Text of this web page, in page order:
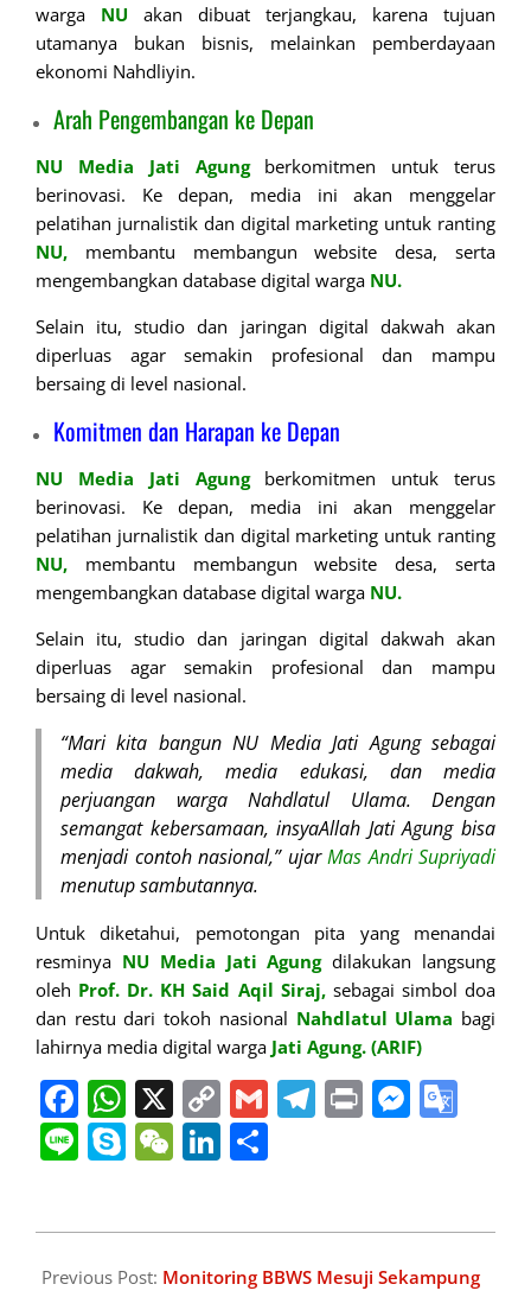
warga NU akan dibuat terjangkau, karena tujuan
utamanya bukan bisnis, melainkan pemberdayaan
ekonomi Nahdliyin.
Arah Pengembangan ke Depan
NU Media Jati Agungberkomitmen untuk terus
berinovasi. Ke depan, media ini akan menggelar
pelatihan jurnalistik dan digital marketing untuk ranting
NU, membantu membangun website desa, serta
mengembangkan database digital warga NU.
Selain itu, studio dan jaringan digital dakwah akan
diperluas agar semakin profesional dan mampu
bersaing di level nasional.
Komitmen dan Harapan ke Depan
NU Media Jati Agungberkomitmen untuk terus
berinovasi. Ke depan, media ini akan menggelar
pelatihan jurnalistik dan digital marketing untuk ranting
NU, membantu membangun website desa, serta
mengembangkan database digital warga NU.
Selain itu, studio dan jaringan digital dakwah akan
diperluas agar semakin profesional dan mampu
bersaing di level nasional.
“Mari kita bangun NU Media Jati Agung sebagai
media dakwah, media edukasi, dan media
perjuangan warga Nahdlatul Ulama. Dengan
semangat kebersamaan, insyaAllah Jati Agung bisa
menjadi contoh nasional,” ujarMas Andri Supriyadi
menutup sambutannya.
Untuk diketahui, pemotongan pita yang menandai
resminya NU Media Jati Agungdilakukan langsung
oleh Prof. Dr. KH Said Aqil Siraj, sebagai simbol doa
dan restu dari tokoh nasional Nahdlatul Ulama bagi
lahirnya media digital warga Jati Agung. (ARIF)
Facebook
WhatsApp
X Copy
Link
GmailTelegram
Print
LineSkypeWeChat
LinkedIn
10-
Previous Post: Monitoring BBWS Mesuji Sekampung